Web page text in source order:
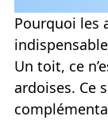
Pourquoi les
Un toit, ce
ardoises. Ce